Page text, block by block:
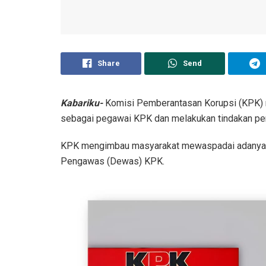
Share Send
Kabariku-Komisi Pemberantasan Korupsi
sebagai pegawai KPK dan melakukan tindakan
KPK mengimbau masyarakat mewaspadai
Pengawas (Dewas) KPK.